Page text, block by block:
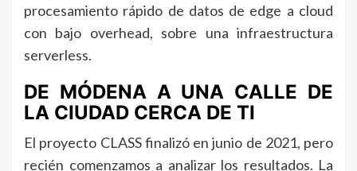
procesamiento rápido de datos de edge a cloud
con bajo overhead, sobre una infraestructura
serverless.
DE MÓDENA A UNA CALLE DE
LA CIUDAD CERCA DE TI
El proyecto CLASS finalizó en junio de 2021, pero
recién comenzamos a analizar los resultados. La